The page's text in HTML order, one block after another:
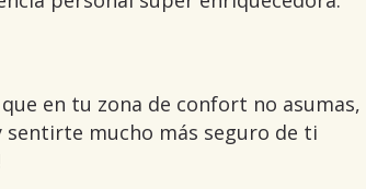
en tu zona de confort no asumas,
mucho más seguro de ti